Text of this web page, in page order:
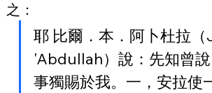
之：
耶 比爾．本．阿卜杜拉
'Abdullah）說：先知曾
事獨賜於我。一，安拉使